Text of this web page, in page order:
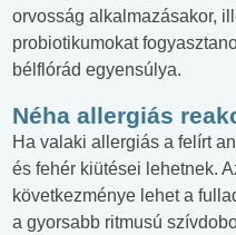
orvosság alkalmazásakor,
probiotikumokat
bélflórád egyensúlya.
Néha allergiás
Ha valaki allergiás a felírt
és fehér kiütései lehetnek.
következménye lehet a
a gyorsabb ritmusú